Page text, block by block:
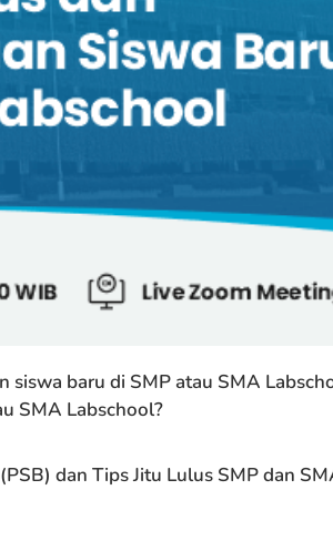
siswa baru di SMP atau SMA
SMA Labschool?
dan Tips Jitu Lulus SMP dan